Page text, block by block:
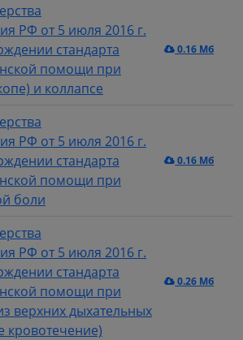
РФ от 5 июля 2016 г.
стандарта
помощи при
и коллапсе
0.16 Мб
РФ от 5 июля 2016 г.
стандарта
помощи при
боли
0.16 Мб
РФ от 5 июля 2016 г.
стандарта
помощи при
верхних дыхательных
кровотечение)
0.26 Мб